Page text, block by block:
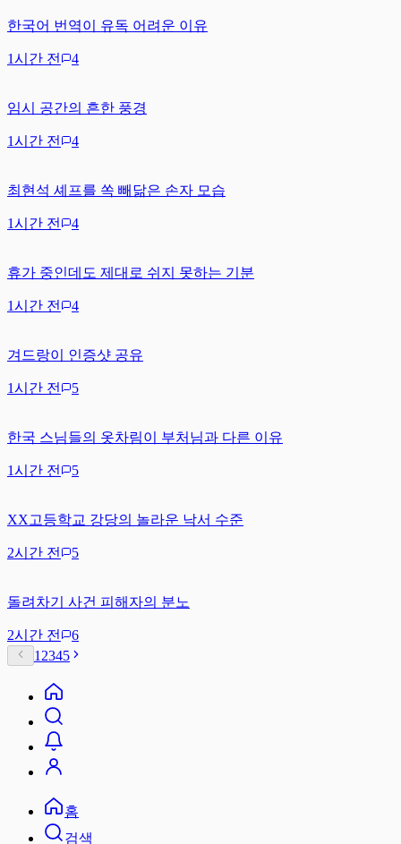
한국어 번역이 유독 어려운 이유
1시간 전 4
임시 공간의 흔한 풍경
1시간 전 4
최현석 셰프를 쏙 빼닮은 손자 모습
1시간 전 4
휴가 중인데도 제대로 쉬지 못하는 기분
1시간 전 4
겨드랑이 인증샷 공유
1시간 전 5
한국 스님들의 옷차림이 부처님과 다른 이유
1시간 전 5
XX고등학교 강당의 놀라운 낙서 수준
2시간 전 5
돌려차기 사건 피해자의 분노
2시간 전
6
1 2345
홈
검색